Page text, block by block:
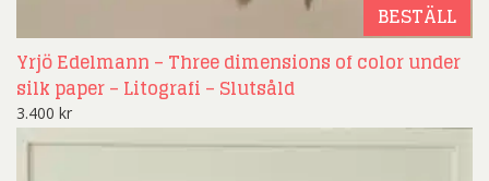
BESTÄLL
Yrjö Edelmann – Three dimensions of color under
silk paper – Litografi – Slutsåld
3.400 kr